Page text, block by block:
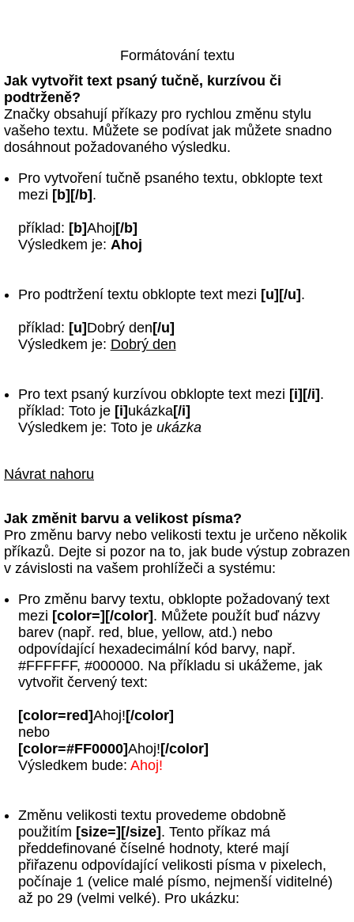
Formátování textu
Jak vytvořit text psaný tučně, kurzívou či
podtrženě?
Značky obsahují příkazy pro rychlou změnu stylu
vašeho textu. Můžete se podívat jak můžete snadno
dosáhnout požadovaného výsledku.
Pro vytvoření tučně psaného textu, obklopte text
mezi [b][/b].
příklad: [b]Ahoj[/b]
Výsledkem je: Ahoj
Pro podtržení textu obklopte text mezi [u][/u].
příklad: [u]Dobrý den[/u]
Výsledkem je: Dobrý den
Pro text psaný kurzívou obklopte text mezi [i][/i].
příklad: Toto je [i]ukázka[/i]
Výsledkem je: Toto je ukázka
Návrat nahoru
Jak změnit barvu a velikost písma?
Pro změnu barvy nebo velikosti textu je určeno několik
příkazů. Dejte si pozor na to, jak bude výstup zobrazen
v závislosti na vašem prohlížeči a systému:
Pro změnu barvy textu, obklopte požadovaný text
mezi [color=][/color]. Můžete použít buď názvy
barev (např. red, blue, yellow, atd.) nebo
odpovídající hexadecimální kód barvy, např.
#FFFFFF, #000000. Na příkladu si ukážeme, jak
vytvořit červený text:
[color=red]Ahoj![/color]
nebo
[color=#FF0000]Ahoj![/color]
Výsledkem bude: Ahoj!
Změnu velikosti textu provedeme obdobně
použitím [size=][/size]. Tento příkaz má
předdefinované číselné hodnoty, které mají
přiřazenu odpovídající velikosti písma v pixelech,
počínaje 1 (velice malé písmo, nejmenší viditelné)
až po 29 (velmi velké). Pro ukázku: